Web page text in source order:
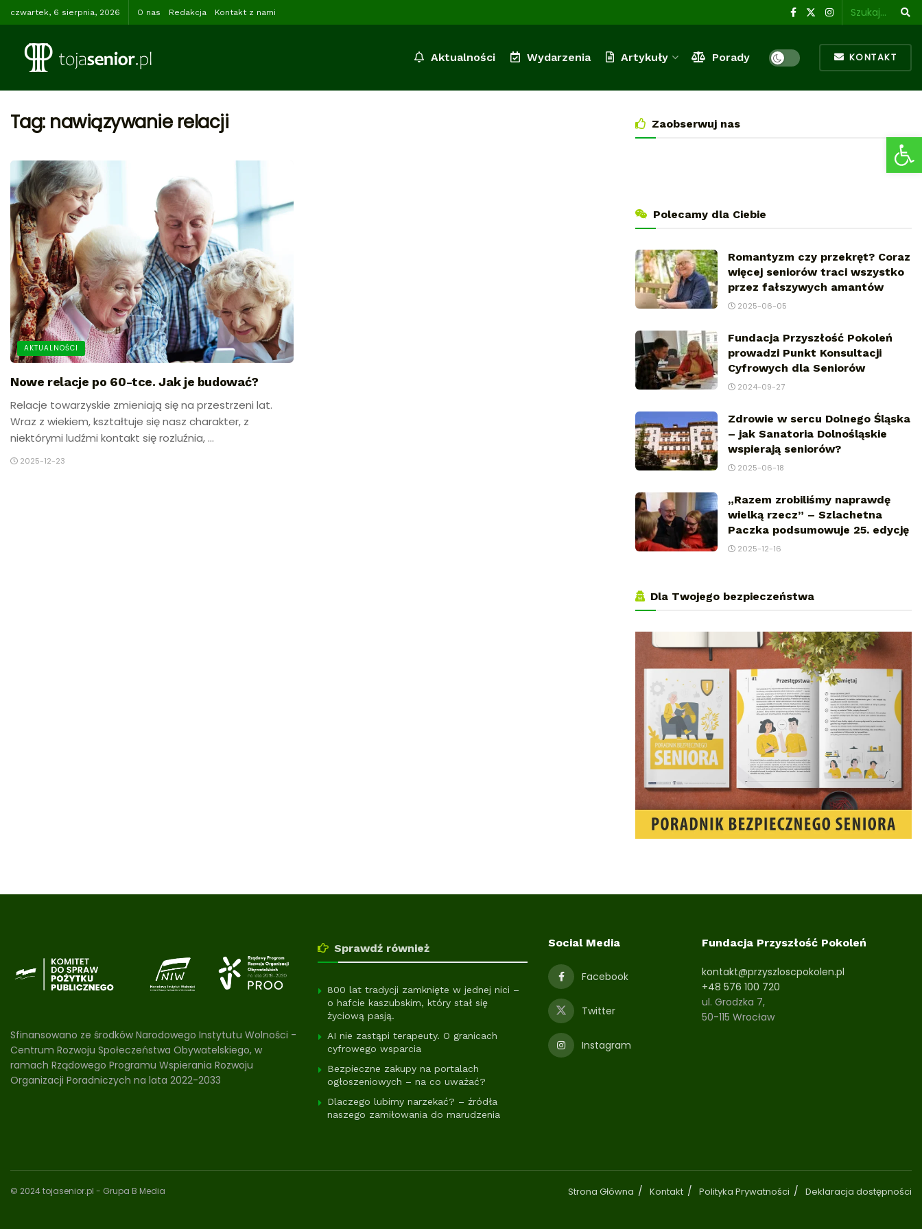
czwartek, 6 sierpnia, 2026 O nas Redakcja Kontakt z nami
Aktualności Wydarzenia Artykuły Porady KONTAKT
Tag: nawiązywanie relacji
AKTUALNOŚCI
Nowe relacje po 60-tce. Jak je budować?
Relacje towarzyskie zmieniają się na przestrzeni lat.
Wraz z wiekiem, kształtuje się nasz charakter, z
niektórymi ludźmi kontakt się rozluźnia, ...
2025-12-23
Zaobserwuj nas
Polecamy dla Ciebie
Romantyzm czy przekręt? Coraz
więcej seniorów traci wszystko
przez fałszywych amantów
2025-06-05
Fundacja Przyszłość Pokoleń
prowadzi Punkt Konsultacji
Cyfrowych dla Seniorów
2024-09-27
Zdrowie w sercu Dolnego Śląska
– jak Sanatoria Dolnośląskie
wspierają seniorów?
2025-06-18
„Razem zrobiliśmy naprawdę
wielką rzecz” – Szlachetna
Paczka podsumowuje 25. edycję
2025-12-16
Dla Twojego bezpieczeństwa
Sfinansowano ze środków Narodowego Instytutu Wolności -
Centrum Rozwoju Społeczeństwa Obywatelskiego, w
ramach Rządowego Programu Wspierania Rozwoju
Organizacji Poradniczych na lata 2022-2033
Sprawdź również
800 lat tradycji zamknięte w jednej nici –
o hafcie kaszubskim, który stał się
życiową pasją.
AI nie zastąpi terapeuty. O granicach
cyfrowego wsparcia
Bezpieczne zakupy na portalach
ogłoszeniowych – na co uważać?
Dlaczego lubimy narzekać? – źródła
naszego zamiłowania do marudzenia
Social Media
Facebook
Twitter
Instagram
Fundacja Przyszłość Pokoleń
kontakt@przyszloscpokolen.pl
+48 576 100 720
ul. Grodzka 7,
50-115 Wrocław
© 2024 tojasenior.pl - Grupa B Media Strona Główna Kontakt Polityka Prywatności Deklaracja dostępności